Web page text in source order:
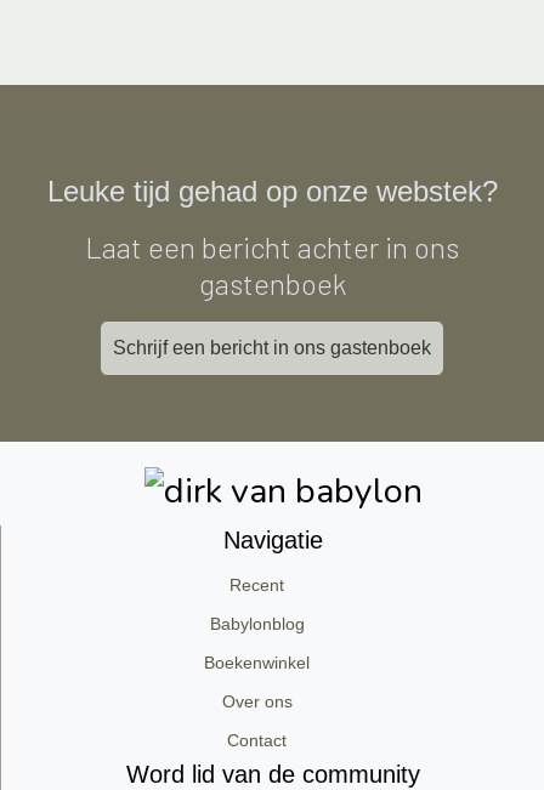
Leuke tijd gehad op onze webstek?
Laat een bericht achter in ons
gastenboek
Schrijf een bericht in ons gastenboek
Navigatie
Recent
Babylonblog
Boekenwinkel
Over ons
Contact
Word lid van de community